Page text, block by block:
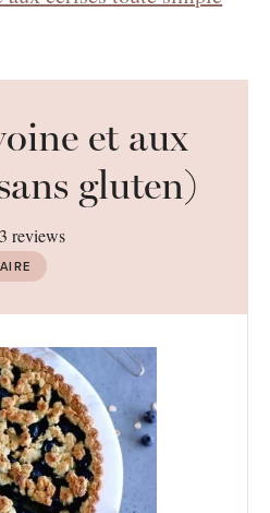
et aux
gluten)
3 reviews